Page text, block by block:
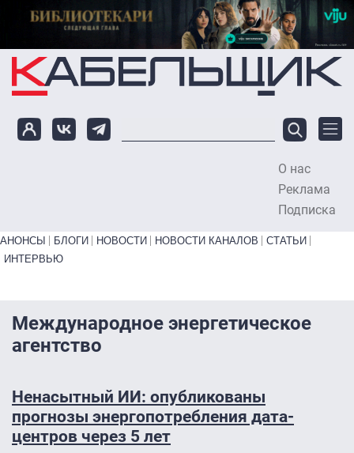
Перейти к основному содержанию
О нас
Реклама
Подписка
Primary links bottom
АНОНСЫ БЛОГИ НОВОСТИ НОВОСТИ КАНАЛОВ
СТАТЬИ
ИНТЕРВЬЮ
Международное энергетическое
агентство
Ненасытный ИИ: опубликованы
прогнозы энергопотребления дата-
центров через 5 лет